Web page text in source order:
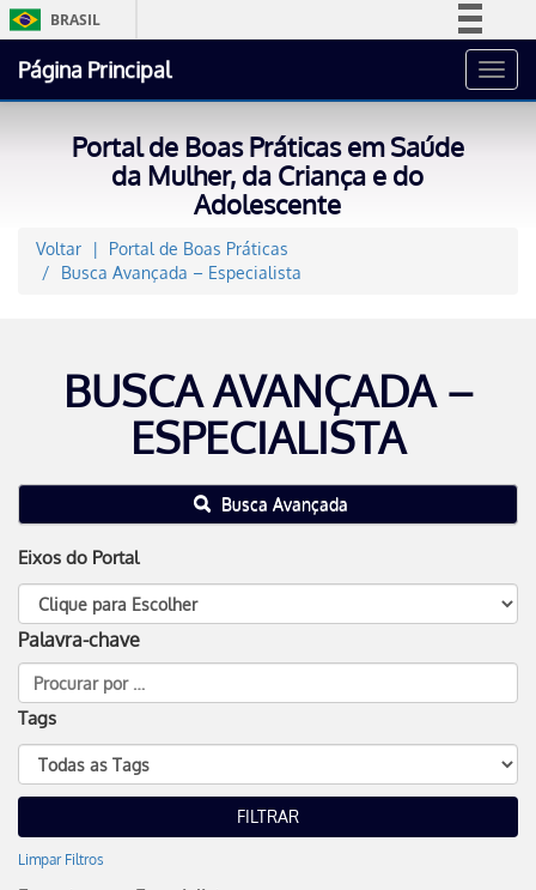
BRASIL
Acesso à informação
Página Principal
Portal de Boas Práticas em Saúde
da Mulher, da Criança e do
Adolescente
Voltar
Portal de Boas Práticas
Busca Avançada – Especialista
BUSCA AVANÇADA –
ESPECIALISTA
Busca Avançada
Eixos do Portal
Palavra-chave
Tags
Limpar Filtros